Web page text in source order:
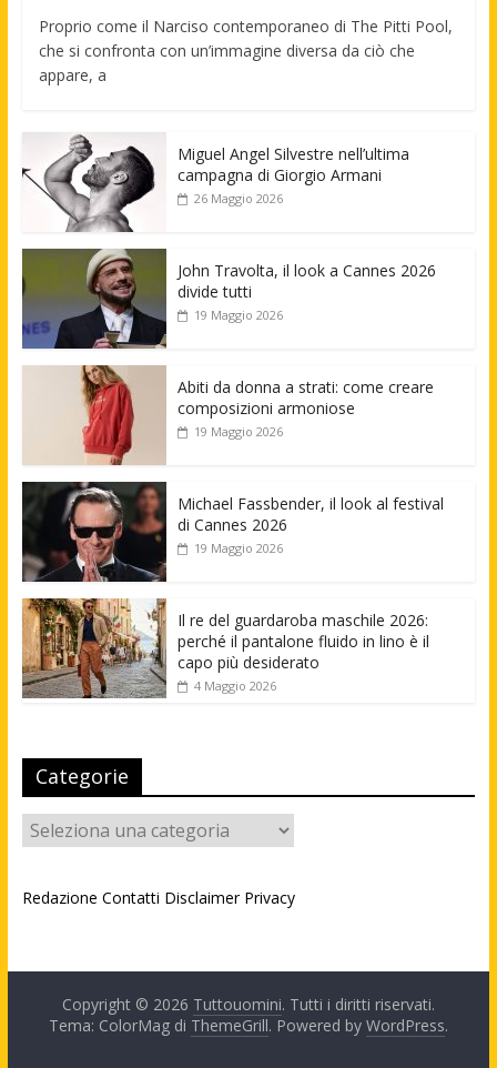
Proprio come il Narciso contemporaneo di The Pitti Pool,
che si confronta con un’immagine diversa da ciò che
appare, a
Miguel Angel Silvestre nell’ultima
campagna di Giorgio Armani
26 Maggio 2026
John Travolta, il look a Cannes 2026
divide tutti
19 Maggio 2026
Abiti da donna a strati: come creare
composizioni armoniose
19 Maggio 2026
Michael Fassbender, il look al festival
di Cannes 2026
19 Maggio 2026
Il re del guardaroba maschile 2026:
perché il pantalone fluido in lino è il
capo più desiderato
4 Maggio 2026
Categorie
Categorie
Redazione Contatti Disclaimer Privacy
Copyright © 2026 Tuttouomini. Tutti i diritti riservati.
Tema: ColorMag di ThemeGrill. Powered by WordPress.